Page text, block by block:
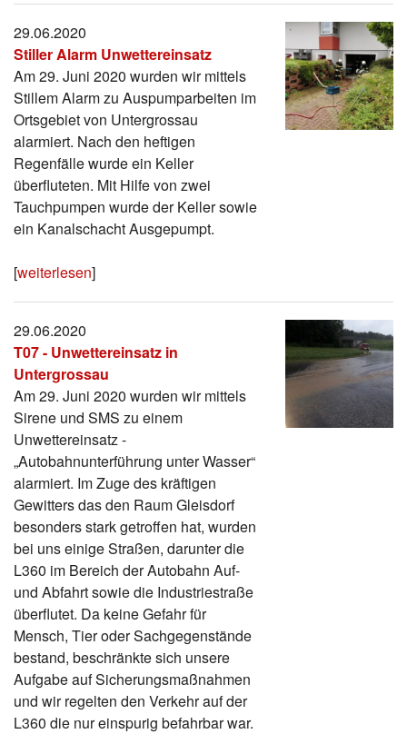
29.06.2020
Stiller Alarm Unwettereinsatz
Am 29. Juni 2020 wurden wir mittels
Stillem Alarm zu Auspumparbeiten im
Ortsgebiet von Untergrossau
alarmiert. Nach den heftigen
Regenfälle wurde ein Keller
überfluteten. Mit Hilfe von zwei
Tauchpumpen wurde der Keller sowie
ein Kanalschacht Ausgepumpt.
[weiterlesen]
29.06.2020
T07 - Unwettereinsatz in
Untergrossau
Am 29. Juni 2020 wurden wir mittels
Sirene und SMS zu einem
Unwettereinsatz -
„Autobahnunterführung unter Wasser“
alarmiert. Im Zuge des kräftigen
Gewitters das den Raum Gleisdorf
besonders stark getroffen hat, wurden
bei uns einige Straßen, darunter die
L360 im Bereich der Autobahn Auf-
und Abfahrt sowie die Industriestraße
überflutet. Da keine Gefahr für
Mensch, Tier oder Sachgegenstände
bestand, beschränkte sich unsere
Aufgabe auf Sicherungsmaßnahmen
und wir regelten den Verkehr auf der
L360 die nur einspurig befahrbar war.